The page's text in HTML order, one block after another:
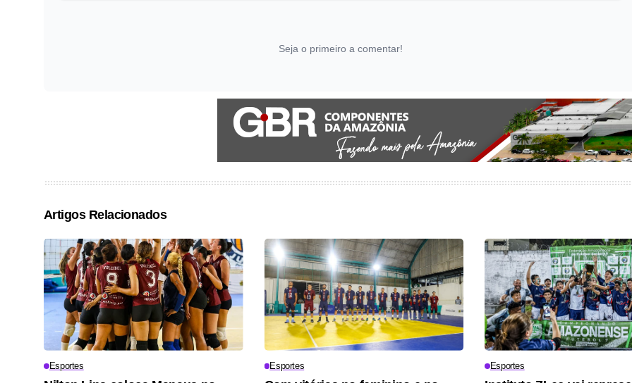
Seja o primeiro a comentar!
Artigos Relacionados
Esportes Esportes Esportes